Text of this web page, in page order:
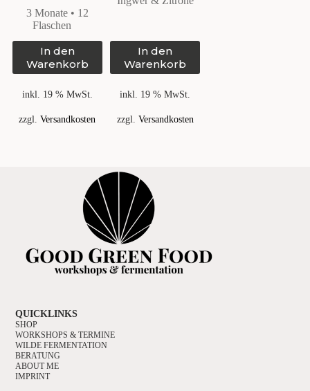
Preis
war:
Preis
ist:
3 Monate • 12
Flaschen
In den
Warenkorb
inkl. 19 % MwSt.
zzgl.Versandkosten
In den
Warenkorb
inkl. 19 % MwSt.
zzgl. Versandkosten
QUICKLINKS
SHOP
WORKSHOPS & TERMINE
WILDE FERMENTATION
BERATUNG
ABOUT ME
IMPRINT